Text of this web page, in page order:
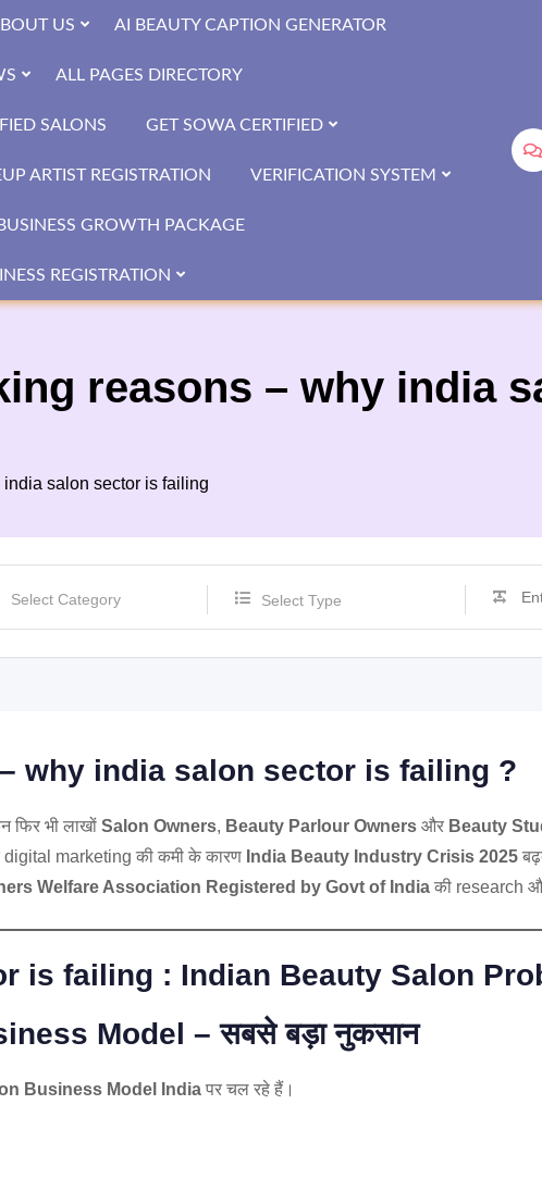
US AI BEAUTY CAPTION GENERATOR
ALL PAGES DIRECTORY
SALONS GET SOWA CERTIFIED
ARTIST REGISTRATION VERIFICATION SYSTEM
BUSINESS GROWTH PACKAGE
REGISTRATION
reasons – why india
salon sector is failing
Select Type
why india salon sector is failing ?
फिर भी लाखों Salon Owners, Beauty Parlour Owners और Beauty
marketing की कमी के कारण India Beauty Industry Crisis 2025
Welfare Association Registered by Govt of India की research
is failing : Indian Beauty Salon
Model – सबसे बड़ा नुकसान
Business Model India पर चल रहे हैं।